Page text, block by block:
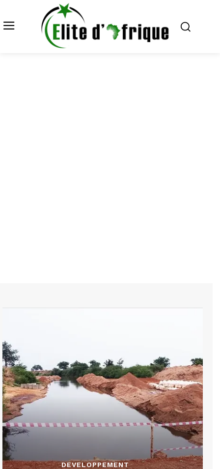
DEVELOPPEMENT